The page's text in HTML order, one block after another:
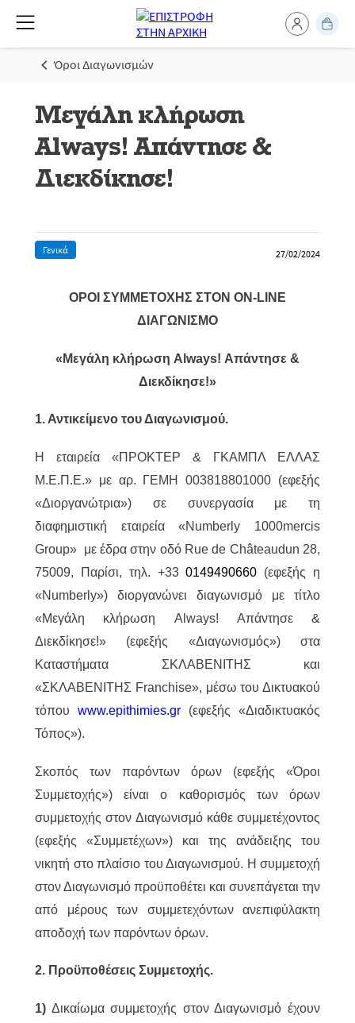
Όροι Διαγωνισμών
Μεγάλη κλήρωση
Always! Απάντησε &
Διεκδίκησε!
Γενικά 27/02/2024
ΟΡΟΙ ΣΥΜΜΕΤΟΧΗΣ ΣΤΟΝ ON-LINE
ΔΙΑΓΩΝΙΣΜΟ
«Μεγάλη κλήρωση Always! Απάντησε &
Διεκδίκησε!»
1. Αντικείμενο του Διαγωνισμού.
H εταιρεία «ΠΡΟΚΤΕΡ & ΓΚΑΜΠΛ ΕΛΛΑΣ
M.Ε.Π.Ε.» με αρ. ΓΕΜΗ 003818801000 (εφεξής
«Διοργανώτρια») σε συνεργασία με τη
διαφημιστική εταιρεία «Numberly 1000mercis
Group» με έδρα στην οδό Rue de Châteaudun 28,
75009, Παρίσι, τηλ. +330149490660 (εφεξής η
«Numberly») διοργανώνει διαγωνισμό με τίτλο
«Μεγάλη κλήρωση Always! Απάντησε &
Διεκδίκησε!» (εφεξής «Διαγωνισμός») στα
Καταστήματα ΣΚΛΑΒΕΝΙΤΗΣ και
«ΣΚΛΑΒΕΝΙΤΗΣ Franchise», μέσω του Δικτυακού
τόπου www.epithimies.gr (εφεξής «Διαδικτυακός
Τόπος»).
Σκοπός των παρόντων όρων (εφεξής «Όροι
Συμμετοχής») είναι ο καθορισμός των όρων
συμμετοχής στον Διαγωνισμό κάθε συμμετέχοντος
(εφεξής «Συμμετέχων») και της ανάδειξης του
νικητή στο πλαίσιο του Διαγωνισμού. Η συμμετοχή
στον Διαγωνισμό προϋποθέτει και συνεπάγεται την
από μέρους των συμμετεχόντων ανεπιφύλακτη
αποδοχή των παρόντων όρων.
2. Προϋποθέσεις Συμμετοχής.
1) Δικαίωμα συμμετοχής στον Διαγωνισμό έχουν